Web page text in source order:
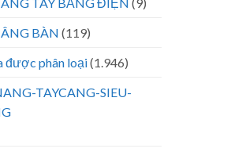
BÀN (119)
được phân loại(1.946)
TAYCANG-SIEU-